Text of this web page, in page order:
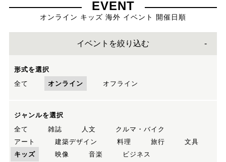
EVENT
オンライン キッズ 海外 イベント 開催日順
イベントを絞り込む
形式を選択
全て
オンライン オフライン
ジャンルを選択
全て
雑誌 人文
クルマ・バイク
アート
建築デザイン 料理 旅行
文具
キッズ
映像 音楽
ビジネス